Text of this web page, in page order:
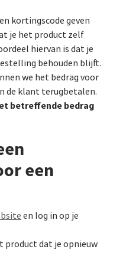
kortingscode geven
je het product zelf
hiervan is dat je
behouden blijft.
we het bedrag voor
de klant terugbetalen.
betreffende bedrag
een
en log in op je
product dat je opnieuw